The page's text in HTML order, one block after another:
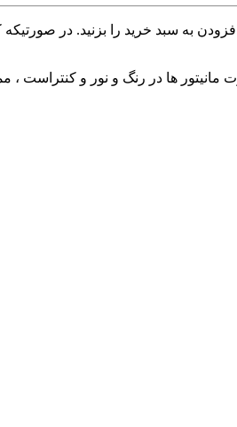
افزودن به سبد خرید را بزنید. در